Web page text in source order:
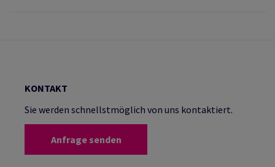
KONTAKT
Sie werden schnellstmöglich von uns kontaktiert.
Anfrage senden